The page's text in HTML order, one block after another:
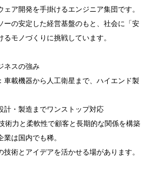
ェア開発を手掛けるエンジニア集団です。
ーの安定した経営基盤のもと、社会に「安
モノづくりに挑戦しています。
ネスの強み
車載機器から人工衛星まで、ハイエンド製
計・製造までワンストップ対応
術力と柔軟性で顧客と長期的な関係を構築
は国内でも稀。
技術とアイデアを活かせる場があります。